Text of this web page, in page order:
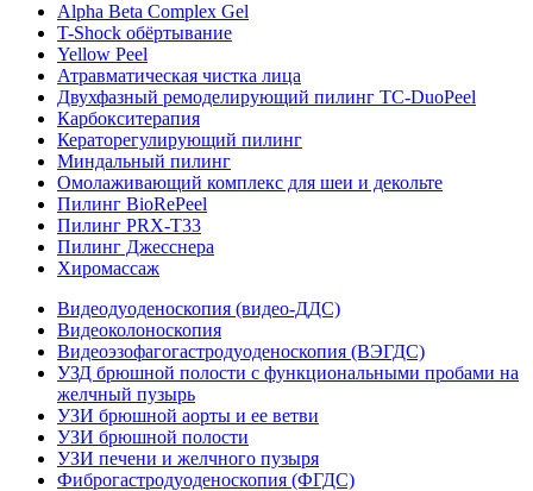
Alpha Beta Complex Gel
T-Shock обёртывание
Yellow Peel
Атравматическая чистка лица
Двухфазный ремоделирующий пилинг TC-DuoPeel
Карбокситерапия
Кераторегулирующий пилинг
Миндальный пилинг
Омолаживающий комплекс для шеи и декольте
Пилинг BioRePeel
Пилинг PRX-T33
Пилинг Джесснера
Хиромассаж
Видеодуоденоскопия (видео-ДДС)
Видеоколоноскопия
Видеоэзофагогастродуоденоскопия (ВЭГДС)
УЗД брюшной полости с функциональными пробами на
желчный пузырь
УЗИ брюшной аорты и ее ветви
УЗИ брюшной полости
УЗИ печени и желчного пузыря
Фиброгастродуоденоскопия (ФГДС)